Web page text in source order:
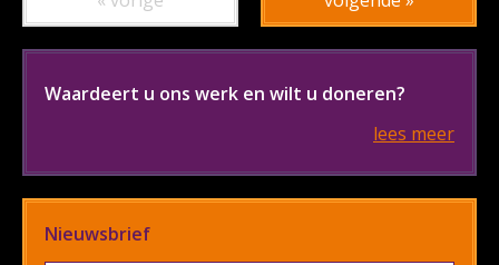
Waardeert u ons werk en wilt u doneren?
lees meer
Nieuwsbrief